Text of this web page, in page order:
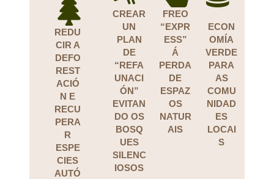
REDU
CIR A
DEFO
REST
ACIÓ
N E
RECU
PERA
R
ESPE
CIES
AUTÓ
CREAR
UN
PLAN
DE
“REFA
UNACI
ÓN”
EVITAN
DO OS
BOSQ
UES
SILENC
IOSOS
FREO
“EXPR
ESS”
Á
PERDA
DE
ESPAZ
OS
NATUR
AIS
ECON
OMÍA
VERDE
PARA
AS
COMU
NIDAD
ES
LOCAI
S